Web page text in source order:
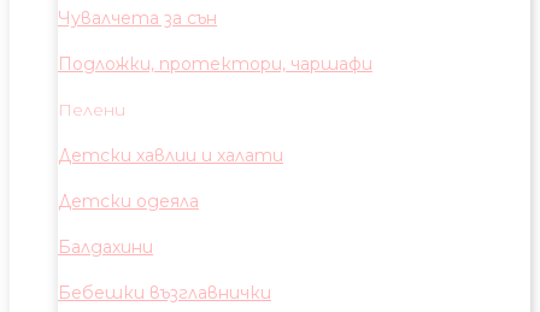
Чувалчета за сън
Подложки, протектори, чаршафи
Пелени
Детски хавлии и халати
Детски одеяла
Балдахини
Бебешки възглавнички